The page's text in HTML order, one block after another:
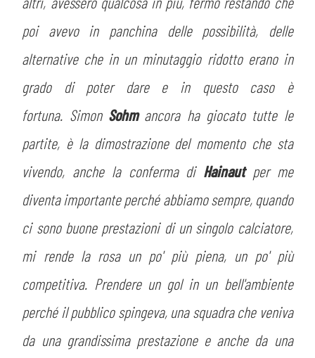
poi avevo in panchina delle possibilità, delle
alternative che in un minutaggio ridotto erano in
grado di poter dare e in questo caso è
fortuna. Simon Sohm ancora ha giocato tutte le
partite, è la dimostrazione del momento che sta
vivendo, anche la conferma di Hainaut per me
diventa importante perché abbiamo sempre, quando
ci sono buone prestazioni di un singolo calciatore,
mi rende la rosa un po' più piena, un po' più
competitiva. Prendere un gol in un bell'ambiente
perché il pubblico spingeva, una squadra che veniva
da una grandissima prestazione e anche da una